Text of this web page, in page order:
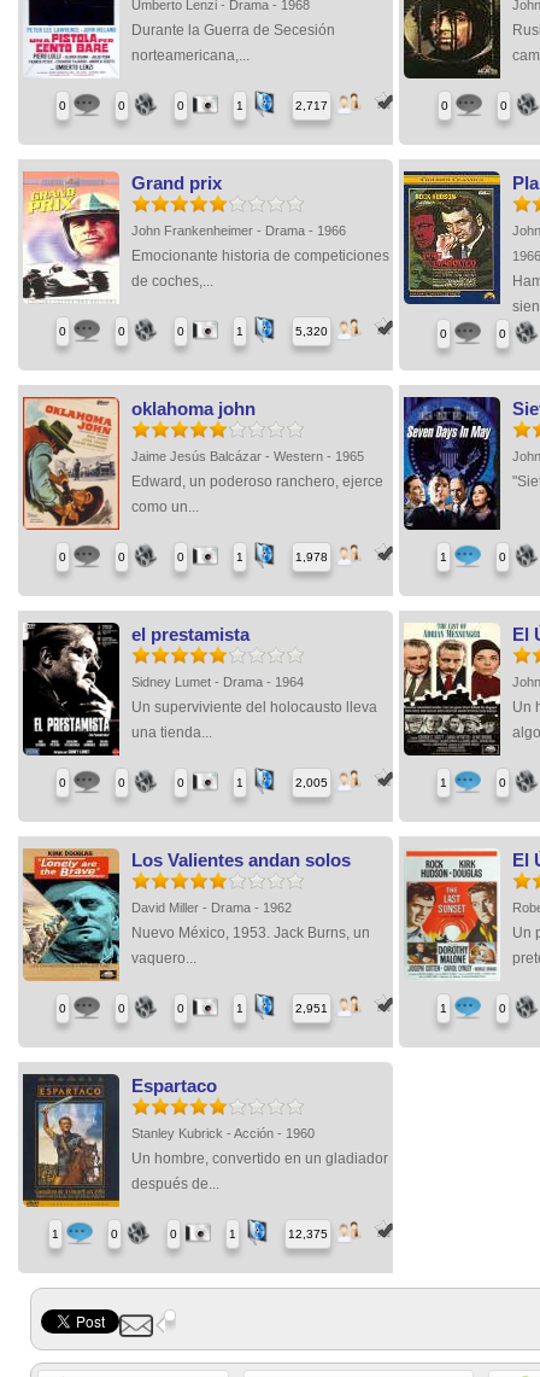
Umberto Lenzi - Drama - 1968
Durante la Guerra de Secesión
norteamericana,...
0 0 0 1 2,717 0 0
Grand prix
John Frankenheimer - Drama - 1966
Emocionante historia de competiciones
de coches,...
0 0 0 1 5,320 0 0
oklahoma john
Jaime Jesús Balcázar - Western - 1965
Edward, un poderoso ranchero, ejerce
como un...
0 0 0 1 1,978 1 0
el prestamista
Sidney Lumet - Drama - 1964
Un superviviente del holocausto lleva
una tienda...
0 0 0 1 2,005
El
Un
1 0
Los Valientes andan solos
David Miller - Drama - 1962
Nuevo México, 1953. Jack Burns, un
vaquero...
0 0 0 1 2,951
El
Un
1 0
Espartaco
Stanley Kubrick - Acción - 1960
Un hombre, convertido en un gladiador
después de...
1 0 0 1 12,375